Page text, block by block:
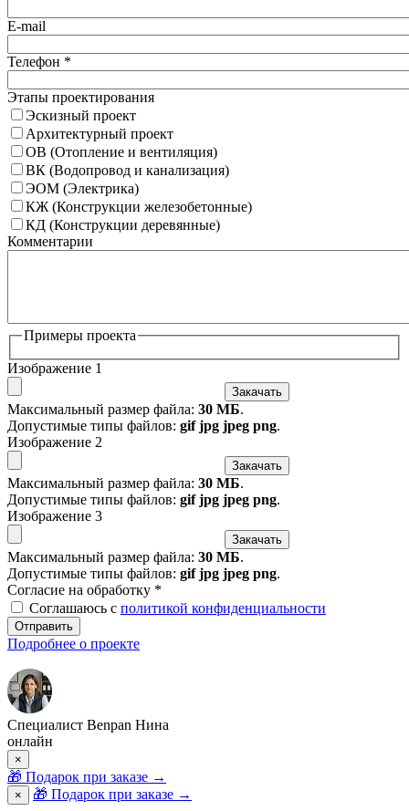
E-mail
Телефон *
Этапы проектирования
Эскизный проект
Архитектурный проект
ОВ (Отопление и вентиляция)
ВК (Водопровод и канализация)
ЭОМ (Электрика)
КЖ (Конструкции железобетонные)
КД (Конструкции деревянные)
Комментарии
Примеры проекта
Изображение 1
Закачать
Максимальный размер файла: 30 МБ.
Допустимые типы файлов: gif jpg jpeg png.
Изображение 2
Закачать
Максимальный размер файла: 30 МБ.
Допустимые типы файлов: gif jpg jpeg png.
Изображение 3
Закачать
Максимальный размер файла: 30 МБ.
Допустимые типы файлов: gif jpg jpeg png.
Согласие на обработку *
Соглашаюсь с политикой конфиденциальности
Отправить
Подробнее о проекте
Специалист Benpan Нина
онлайн
×
🎁 Подарок при заказе →
× 🎁 Подарок при заказе →